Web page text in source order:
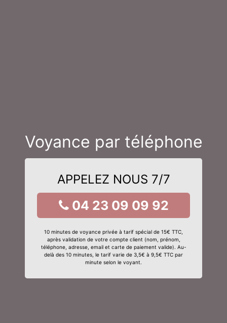
Voyance par téléphone
APPELEZ NOUS 7/7
04 23 09 09 92
10 minutes de voyance privée à tarif spécial de 15€ TTC,
après validation de votre compte client (nom, prénom,
téléphone, adresse, email et carte de paiement valide). Au-
delà des 10 minutes, le tarif varie de 3,5€ à 9,5€ TTC par
minute selon le voyant.